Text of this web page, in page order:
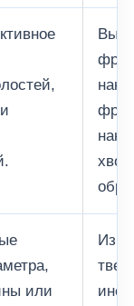
или